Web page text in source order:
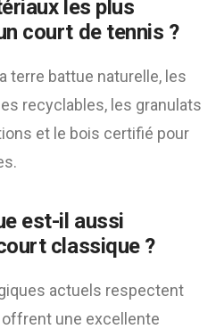
les plus
court de tennis ?
terre battue naturelle, les
recyclables, les granulats
et le bois certifié pour
est-il aussi
classique ?
actuels respectent
une excellente